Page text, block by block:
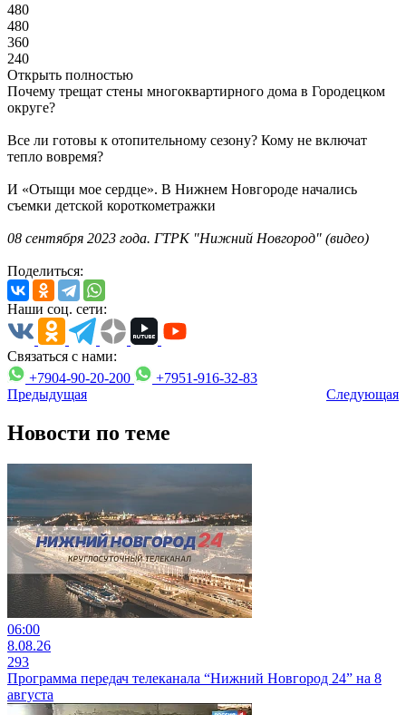
480
480
360
240
Открыть полностью
Почему трещат стены многоквартирного дома в Городецком
округе?
Все ли готовы к отопительному сезону? Кому не включат
тепло вовремя?
И «Отыщи мое сердце». В Нижнем Новгороде начались
съемки детской короткометражки
08 сентября 2023 года. ГТРК "Нижний Новгород" (видео)
Поделиться:
Наши соц. сети:
Связаться с нами:
+7904-90-20-200
+7951-916-32-83
Предыдущая
Следующая
Новости по теме
06:00
8.08.26
293
Программа передач телеканала “Нижний Новгород 24” на 8
августа